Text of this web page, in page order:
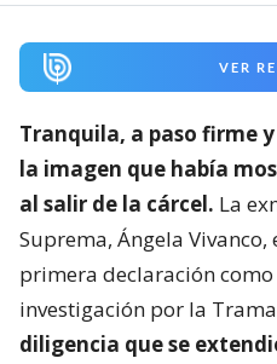
VER
Tranquila, a paso firme
la imagen que había
al salir de la cárcel. La
Suprema, Ángela
primera declaración
investigación por la
diligencia que se